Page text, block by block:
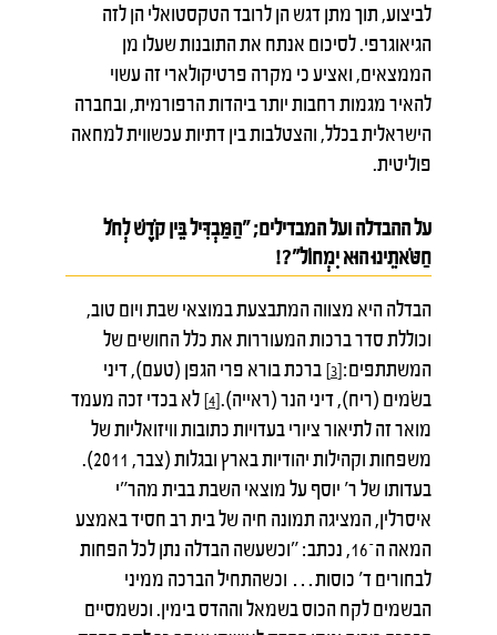
לביצוע, תוך מתן דגש הן לרובד הטקסטואלי הן לזה
הגיאוגרפי. לסיכום אנתח את התובנות שעלו מן
הממצאים, ואציע כי מקרה פרטיקולארי זה עשוי
להאיר מגמות רחבות יותר ביהדות הרפורמית, ובחברה
הישראלית בכלל, והצטלבות בין דתיות עכשווית למחאה
פוליטית.
על ההבדלה ועל המבדילים; "הַמַּבְדִּיל בֵּין קֹדֶשׁ לְחֹל
חַטֹּאתֵינוּ הוּא יִמְחוֹל"?!
הבדלה היא מצווה המתבצעת במוצאי שבת ויום טוב,
וכוללת סדר ברכות המעוררות את כלל החושים של
המשתתפים:[3]
ברכת בורא פרי הגפן (טעם), דיני
בשׂמים (ריח), דיני הנר (ראייה).[4]
לא בכדי זכה מעמד
מואר זה לתיאור ציורי בעדויות כתובות וויזואליות של
משפחות וקהילות יהודיות בארץ ובגלות (צבר, 2011).
בעדותו של ר' יוסף על מוצאי השבת בבית מהר"י
איסרלין, המציגה תמונה חיה של בית רב חסיד באמצע
המאה ה־16, נכתב: "וכשעשה הבדלה נתן לכל הפחות
לבחורים ד' כוסות… וכשהתחיל הברכה ממיני
הבשמים לקח הכוס בשמאל וההדס בימין. וכשמסיים